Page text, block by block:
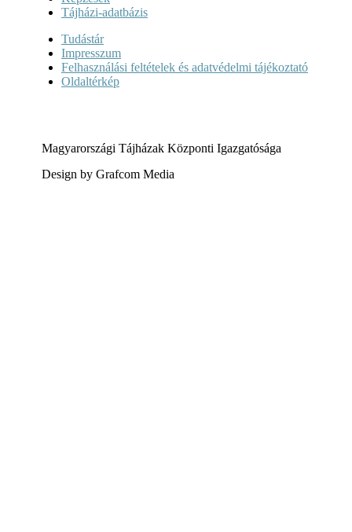
Tájházi-adatbázis
Tudástár
Impresszum
Felhasználási feltételek és adatvédelmi tájékoztató
Oldaltérkép
Magyarországi Tájházak Központi Igazgatósága
Design by Grafcom Media